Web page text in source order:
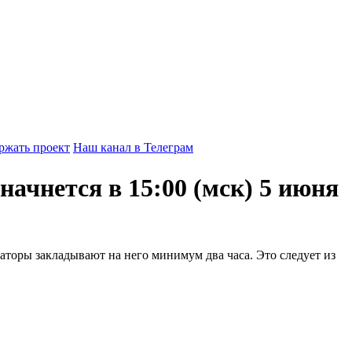
проект Наш канал в Телеграм
в 15:00 (мск) 5 июня
закладывают на него минимум два часа. Это следует из